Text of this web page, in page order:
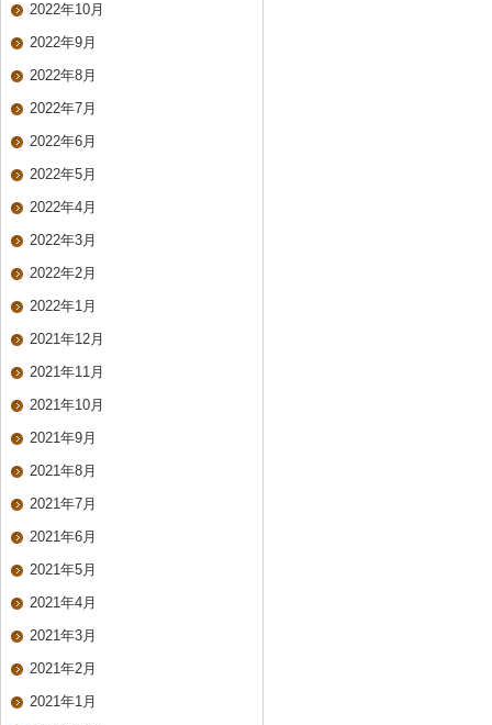
2022年10月
2022年9月
2022年8月
2022年7月
2022年6月
2022年5月
2022年4月
2022年3月
2022年2月
2022年1月
2021年12月
2021年11月
2021年10月
2021年9月
2021年8月
2021年7月
2021年6月
2021年5月
2021年4月
2021年3月
2021年2月
2021年1月